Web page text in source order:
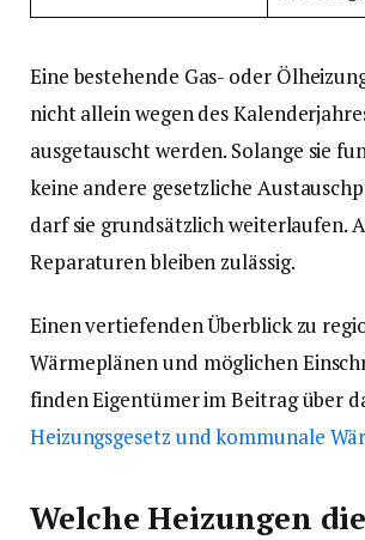
Eine bestehende Gas- oder
nicht allein wegen des
ausgetauscht werden. Solange sie
keine andere gesetzliche
darf sie grundsätzlich weiterlaufen.
Reparaturen bleiben zulässig.
Einen vertiefenden Überblick zu
Wärmeplänen und möglichen
finden Eigentümer im Beitrag über
Heizungsgesetz und kommunale
Welche Heizungen die